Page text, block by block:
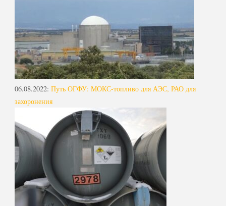
06.08.2022: Путь ОГФУ: МОКС-топливо для АЭС, РАО для
захоронения